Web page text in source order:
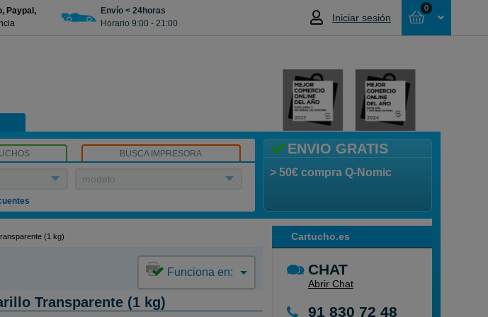
Paypal,
Envío < 24horas
Horario 9:00 - 21:00
Iniciar sesión
0
NO HAS SELECCIONADO NINGÚN
ENVIO GRATIS
> 50€ compra Q-Nomic
BUSCA IMPRESORA
modelo
Cartucho.es
CHAT
Abrir Chat
91 830 72 48
(1 kg)
Funciona en:
Transparente (1 kg)